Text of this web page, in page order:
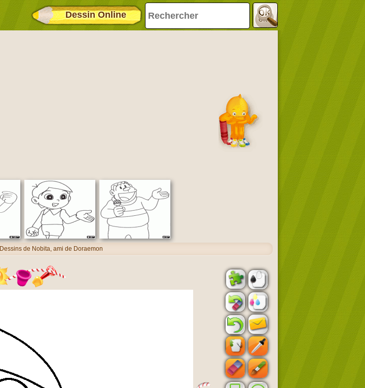
Dessin Online
Dessins de Nobita, ami de Doraemon